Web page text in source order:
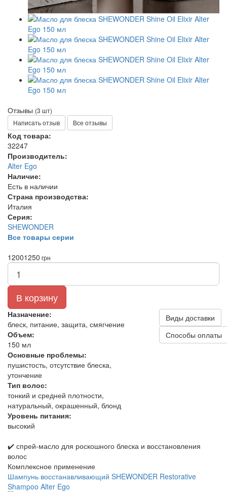
Отзывы (3 шт)
Написать отзыв
Все отзывы
Код товара:
32247
Производитель:
Alter Ego
Наличие:
Есть в наличии
Страна производства:
Италия
Серия:
SHEWONDER
Все товары серии
12001250 грн
В корзину
Назначение:
блеск, питание, защита, смягчение
Объем:
150 мл
Основные проблемы:
пушистость, отсутствие блеска,
утончение
Тип волос:
тонкий и средней плотности,
натуральный, окрашенный, блонд
Уровень питания:
высокий
Виды доставки
Способы оплаты
✔️ спрей-масло для роскошного блеска и восстановления
волос
Комплексное применение
Шампунь восстанавливающий SHEWONDER Restorative
Shampoo Alter Ego